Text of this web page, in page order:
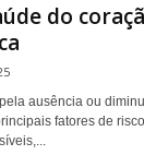
do
ausência ou
fatores de